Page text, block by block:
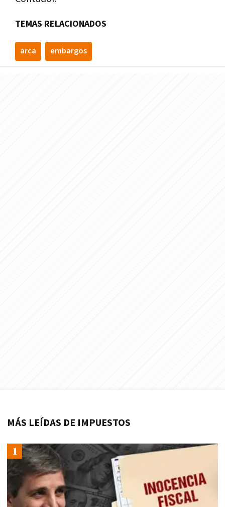
TEMAS RELACIONADOS
arca embargos
MÁS LEÍDAS DE IMPUESTOS